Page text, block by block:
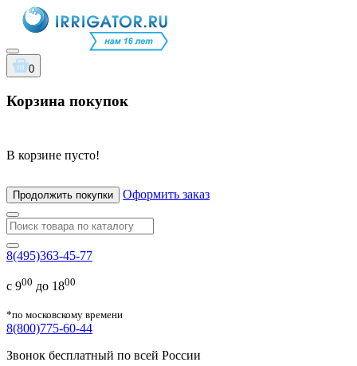
0
Корзина покупок
В корзине пусто!
Продолжить покупки Оформить заказ
8(495)363-45-77
с 900 до 1800
*по московскому времени
8(800)775-60-44
Звонок бесплатный по всей России